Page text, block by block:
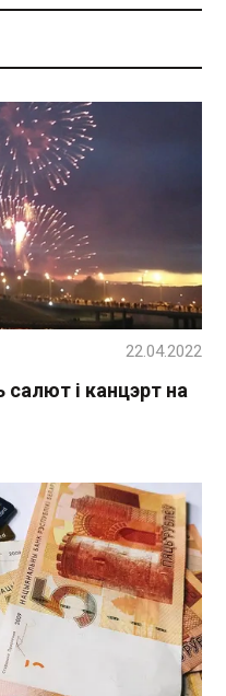
і канцэрт на
22.04.2022